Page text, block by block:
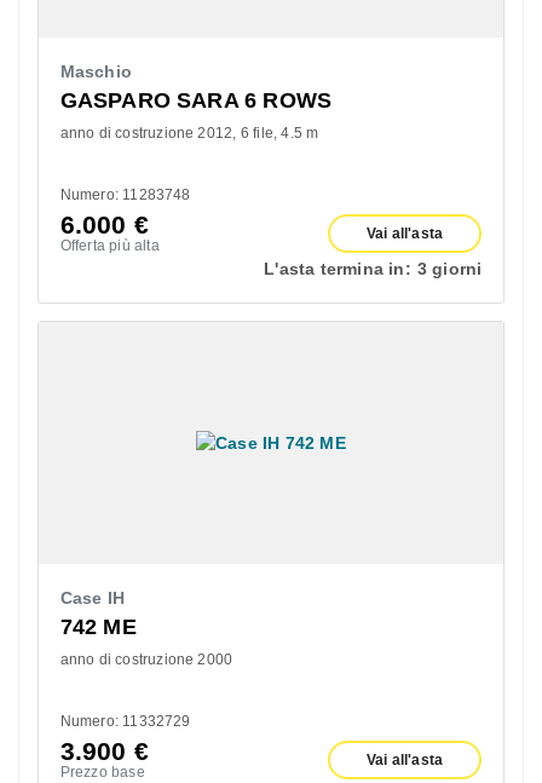
Maschio
GASPARO SARA 6 ROWS
anno di costruzione 2012 6 file 4.5 m
Numero: 11283748
6.000 €
Offerta più alta
Vai all'asta
L'asta termina in: 3 giorni
Case IH
742 ME
anno di costruzione 2000
Numero: 11332729
3.900 €
Prezzo base
Vai all'asta